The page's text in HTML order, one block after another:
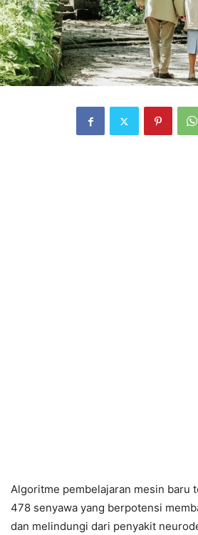
Algoritme pembelajaran mesin baru
478 senyawa yang berpotensi
dan melindungi dari penyakit